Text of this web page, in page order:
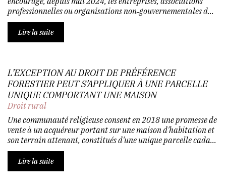
professionnelles ou organisations non‑gouvernementales d...
Lire la suite
L’EXCEPTION AU DROIT DE PRÉFÉRENCE
FORESTIER PEUT S’APPLIQUER À UNE PARCELLE
UNIQUE COMPORTANT UNE MAISON
Droit rural
Une communauté religieuse consent en 2018 une promesse de
vente à un acquéreur portant sur une maison d'habitation et
son terrain attenant, constitués d'une unique parcelle cada...
Lire la suite